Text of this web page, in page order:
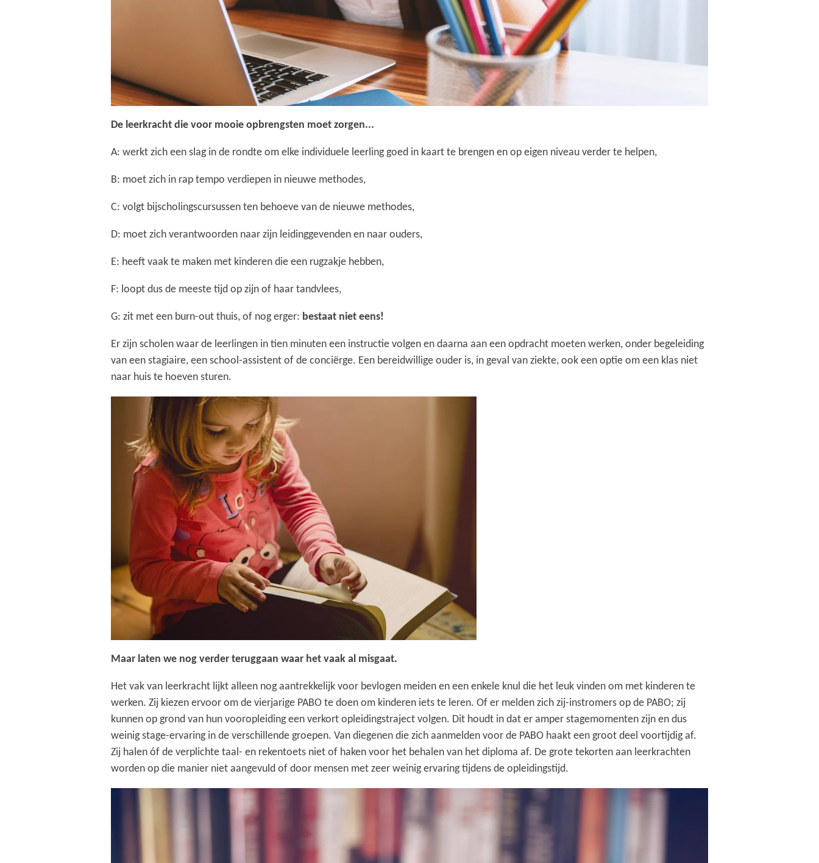
De leerkracht die voor mooie opbrengsten moet zorgen...
A: werkt zich een slag in de rondte om elke individuele leerling goed in kaart te brengen en op eigen niveau verder te helpen,
B: moet zich in rap tempo verdiepen in nieuwe methodes,
C: volgt bijscholingscursussen ten behoeve van de nieuwe methodes,
D: moet zich verantwoorden naar zijn leidinggevenden en naar ouders,
E: heeft vaak te maken met kinderen die een rugzakje hebben,
F: loopt dus de meeste tijd op zijn of haar tandvlees,
G: zit met een burn-out thuis, of nog erger: bestaat niet eens!
Er zijn scholen waar de leerlingen in tien minuten een instructie volgen en daarna aan een opdracht moeten werken, onder begeleiding
van een stagiaire, een school-assistent of de conciërge. Een bereidwillige ouder is, in geval van ziekte, ook een optie om een klas niet
naar huis te hoeven sturen.
Maar laten we nog verder teruggaan waar het vaak al misgaat.
Het vak van leerkracht lijkt alleen nog aantrekkelijk voor bevlogen meiden en een enkele knul die het leuk vinden om met kinderen te
werken. Zij kiezen ervoor om de vierjarige PABO te doen om kinderen iets te leren. Of er melden zich zij-instromers op de PABO; zij
kunnen op grond van hun vooropleiding een verkort opleidingstraject volgen. Dit houdt in dat er amper stagemomenten zijn en dus
weinig stage-ervaring in de verschillende groepen. Van diegenen die zich aanmelden voor de PABO haakt een groot deel voortijdig af.
Zij halen óf de verplichte taal- en rekentoets niet of haken voor het behalen van het diploma af. De grote tekorten aan leerkrachten
worden op die manier niet aangevuld of door mensen met zeer weinig ervaring tijdens de opleidingstijd.